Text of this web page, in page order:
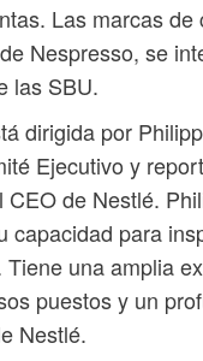
Las marcas de
Nespresso, se
las SBU.
dirigida por
Ejecutivo y
CEO de Nestlé.
capacidad para
una amplia
puestos y un
Nestlé.